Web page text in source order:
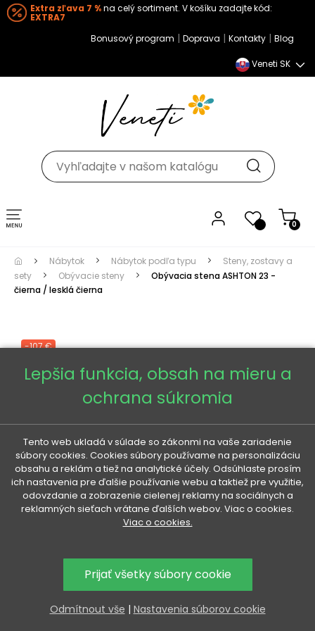
Extra zľava 7 %na celý sortiment. V košíku zadajte kód:
EXTRA7
Bonusový program | Doprava | Kontakty | Blog
Veneti SK
0
Toggle navigation
Nábytok Nábytok podľa typu
Steny, zostavy a
sety
Obývacie steny
Obývacia stena ASHTON 23 -
čierna / lesklá čierna
-107 €
Lepšia funkcia, obsah na mieru a
ochrana súkromia
Tento web ukladá v súlade so zákonmi na vaše zariadenie
súbory cookies. Cookies súbory používame na personalizáciu
obsahu a reklám a tiež na analytické účely. Odsúhlaste prosím
ich nastavenia pre ďalšie používanie webu a taktiež pre využitie,
odovzdanie a zobrazenie cielenej reklamy na sociálnych a
reklamných sieťach vrátane ďalších webov. Viac o cookies.
Viac o cookies.
Prijať všetky súbory cookie
Odmítnout vše | Nastavenia súborov cookie